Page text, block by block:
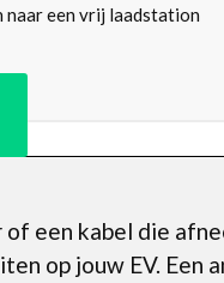
naar een vrij laadstation
een kabel die
op jouw EV. Een